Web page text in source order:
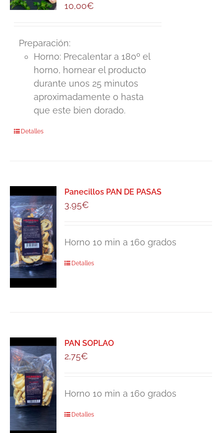
10,00€
Preparación:
Horno: Precalentar a 180º el
horno, hornear el producto
durante unos 25 minutos
aproximadamente o hasta
que este bien dorado.
Detalles
Panecillos PAN DE PASAS
3,95€
Horno 10 min a 160 grados
Detalles
PAN SOPLAO
2,75€
Horno 10 min a 160 grados
Detalles